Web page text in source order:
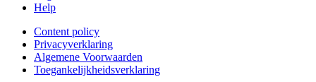
Help
Content policy
Privacyverklaring
Algemene Voorwaarden
Toegankelijkheidsverklaring